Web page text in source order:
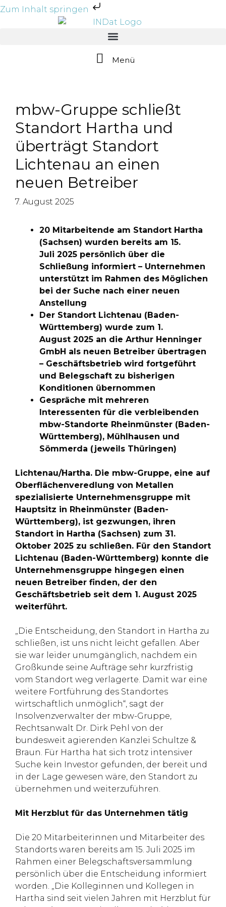
Zum Inhalt springen
Menü
mbw-Gruppe schließt
Standort Hartha und
überträgt Standort
Lichtenau an einen
neuen Betreiber
7. August 2025
20 Mitarbeitende am Standort Hartha
(Sachsen) wurden bereits am 15.
Juli 2025 persönlich über die
Schließung informiert – Unternehmen
unterstützt im Rahmen des Möglichen
bei der Suche nach einer neuen
Anstellung
Der Standort Lichtenau (Baden-
Württemberg) wurde zum 1.
August 2025 an die Arthur Henninger
GmbH als neuen Betreiber übertragen
– Geschäftsbetrieb wird fortgeführt
und Belegschaft zu bisherigen
Konditionen übernommen
Gespräche mit mehreren
Interessenten für die verbleibenden
mbw-Standorte Rheinmünster (Baden-
Württemberg), Mühlhausen und
Sömmerda (jeweils Thüringen)
Lichtenau/Hartha. Die mbw-Gruppe, eine auf
Oberflächenveredlung von Metallen
spezialisierte Unternehmensgruppe mit
Hauptsitz in Rheinmünster (Baden-
Württemberg), ist gezwungen, ihren
Standort in Hartha (Sachsen) zum 31.
Oktober 2025 zu schließen. Für den Standort
Lichtenau (Baden-Württemberg) konnte die
Unternehmensgruppe hingegen einen
neuen Betreiber finden, der den
Geschäftsbetrieb seit dem 1. August 2025
weiterführt.
„Die Entscheidung, den Standort in Hartha zu
schließen, ist uns nicht leicht gefallen. Aber
sie war leider unumgänglich, nachdem ein
Großkunde seine Aufträge sehr kurzfristig
vom Standort weg verlagerte. Damit war eine
weitere Fortführung des Standortes
wirtschaftlich unmöglich“, sagt der
Insolvenzverwalter der mbw-Gruppe,
Rechtsanwalt Dr. Dirk Pehl von der
bundesweit agierenden Kanzlei Schultze &
Braun. Für Hartha hat sich trotz intensiver
Suche kein Investor gefunden, der bereit und
in der Lage gewesen wäre, den Standort zu
übernehmen und weiterzuführen.
Mit Herzblut für das Unternehmen tätig
Die 20 Mitarbeiterinnen und Mitarbeiter des
Standorts waren bereits am 15. Juli 2025 im
Rahmen einer Belegschaftsversammlung
persönlich über die Entscheidung informiert
worden. „Die Kolleginnen und Kollegen in
Hartha sind seit vielen Jahren mit Herzblut für